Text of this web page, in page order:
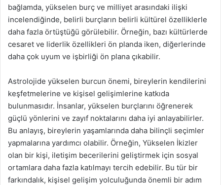
bağlamda, yükselen burç ve milliyet arasındaki ilişki
incelendiğinde, belirli burçların belirli kültürel özelliklerle
daha fazla örtüştüğü görülebilir. Örneğin, bazı kültürlerde
cesaret ve liderlik özellikleri ön planda iken, diğerlerinde
daha çok uyum ve işbirliği ön plana çıkabilir.
Astrolojide yükselen burcun önemi, bireylerin kendilerini
keşfetmelerine ve kişisel gelişimlerine katkıda
bulunmasıdır. İnsanlar, yükselen burçlarını öğrenerek
güçlü yönlerini ve zayıf noktalarını daha iyi anlayabilirler.
Bu anlayış, bireylerin yaşamlarında daha bilinçli seçimler
yapmalarına yardımcı olabilir. Örneğin, Yükselen İkizler
olan bir kişi, iletişim becerilerini geliştirmek için sosyal
ortamlara daha fazla katılmayı tercih edebilir. Bu tür bir
farkındalık, kişisel gelişim yolculuğunda önemli bir adım